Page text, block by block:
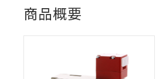
商品概要